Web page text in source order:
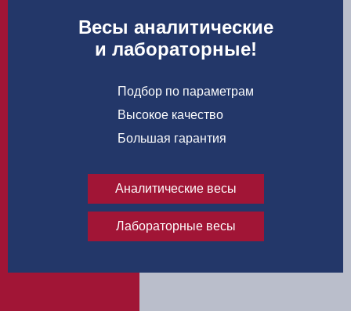
Весы аналитические
и лабораторные!
Подбор по параметрам
Высокое качество
Большая гарантия
Аналитические весы
Лабораторные весы